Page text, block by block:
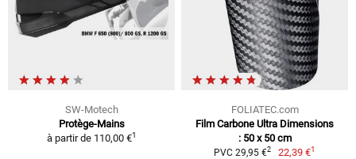
SW-Motech
Protège-Mains
à partir de 110,00 €1
FOLIATEC.com
Film Carbone Ultra Dimensions
: 50 x 50 cm
PVC 29,95 €2 22,39 €1